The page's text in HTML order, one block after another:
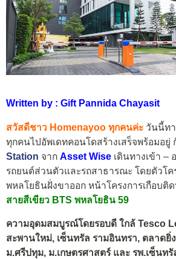
Written by : Gift Pannida Chayasit
สวัสดีชาว Homenayoo ทุกคนค่ะ วันนี้ท
ทุกคนไปอัพเดทคอนโดสร้างเสร็จพร้อมอยู่
Station จาก Asset Wise เดินทางเข้า –
รถยนต์ส่วนตัวและรถสาธารณะ โดยตัวโ
พหลโยธินฝั่งขาออก หน้าโครงการเกือบติ
สายสีเขียว BTS พหลโยธิน 59
ความอุดมสมบูรณ์โดยรอบดี ใกล้ Tesco
สะพานใหม่, เซ็นทรัล รามอินทรา, ตลาดยิ่ง
ม.ศรีปทุม, ม.เกษตรศาสตร์ และ รพ.เซ็นทรั